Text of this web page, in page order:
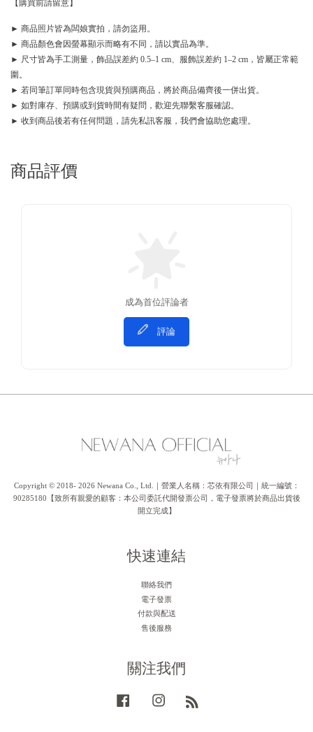
【購買前請留意】
► 商品照片皆為闆娘實拍，請勿盜用。
► 商品顏色會因螢幕顯示而略有不同，請以實品為準。
► 尺寸皆為手工測量，飾品誤差約 0.5–1 cm、服飾誤差約 1–2 cm，皆屬正常範
圍。
► 若同筆訂單同時包含現貨與預購商品，將於商品備齊後一併出貨。
► 如對庫存、預購或到貨時間有疑問，歡迎先聯繫客服確認。
► 收到商品後若有任何問題，請先私訊客服，我們會協助您處理。
商品評價
成為首位評論者
評論
Copyright © 2018- 2026 Newana Co., Ltd.｜營業人名稱：芯依有限公司｜統一編號：
90285180【致所有親愛的顧客：本公司委託代開發票公司，電子發票將於商品出貨後
開立完成】
快速連結
聯絡我們
電子發票
付款與配送
售後服務
關注我們
Facebook Instagram